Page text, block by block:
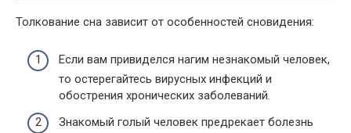
Толкование сна зависит от особенностей сновидения:
Если вам привиделся нагим незнакомый человек,
то остерегайтесь вирусных инфекций и
обострения хронических заболеваний.
Знакомый голый человек предрекает болезнь